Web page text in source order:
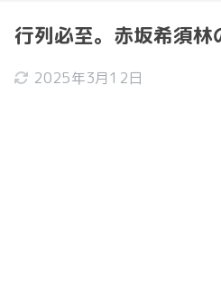
行列必至。赤坂希須林
2025年3月12日